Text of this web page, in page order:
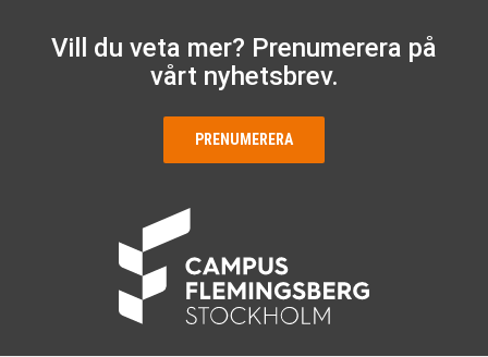
Vill du veta mer? Prenumerera på
vårt nyhetsbrev.
PRENUMERERA